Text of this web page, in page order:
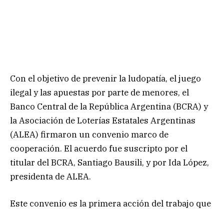
Con el objetivo de prevenir la ludopatía, el juego
ilegal y las apuestas por parte de menores, el
Banco Central de la República Argentina (BCRA) y
la Asociación de Loterías Estatales Argentinas
(ALEA) firmaron un convenio marco de
cooperación. El acuerdo fue suscripto por el
titular del BCRA, Santiago Bausili, y por Ida López,
presidenta de ALEA.
Este convenio es la primera acción del trabajo que